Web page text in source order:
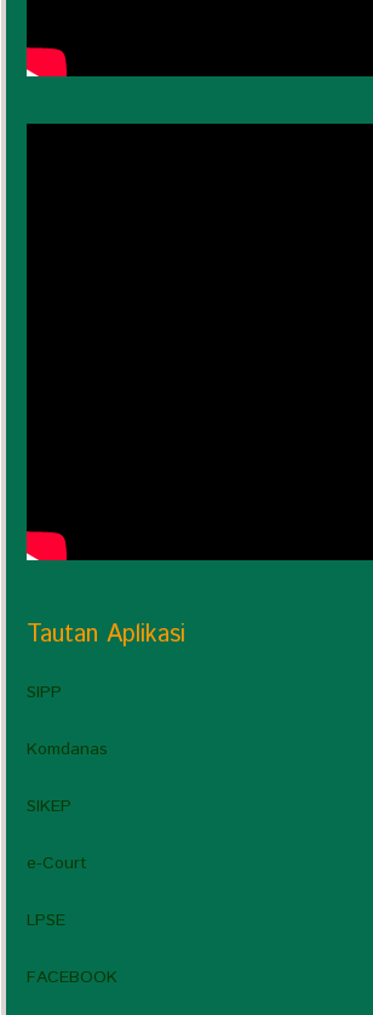
Tautan Aplikasi
SIPP
Komdanas
SIKEP
e-Court
LPSE
FACEBOOK